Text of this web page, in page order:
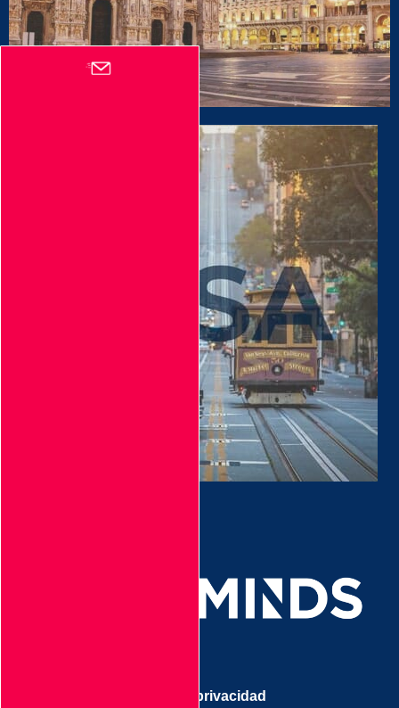
Aviso de privacidad